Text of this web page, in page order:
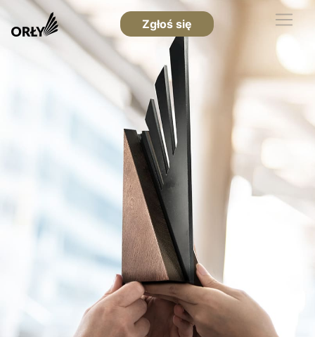
Zgłoś się